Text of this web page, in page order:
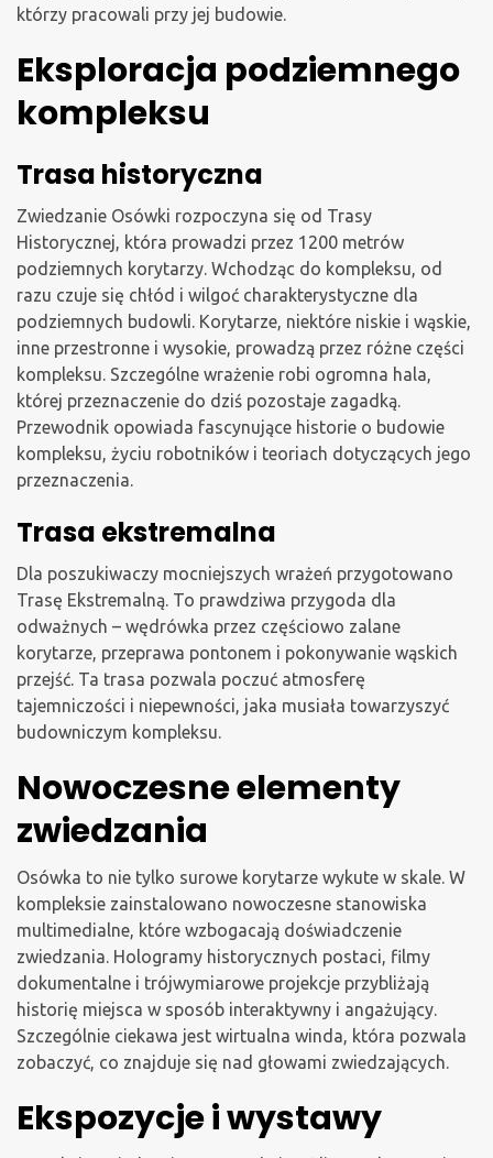
którzy pracowali przy jej budowie.
Eksploracja podziemnego
kompleksu
Trasa historyczna
Zwiedzanie Osówki rozpoczyna się od Trasy
Historycznej, która prowadzi przez 1200 metrów
podziemnych korytarzy. Wchodząc do kompleksu, od
razu czuje się chłód i wilgoć charakterystyczne dla
podziemnych budowli. Korytarze, niektóre niskie i wąskie,
inne przestronne i wysokie, prowadzą przez różne części
kompleksu. Szczególne wrażenie robi ogromna hala,
której przeznaczenie do dziś pozostaje zagadką.
Przewodnik opowiada fascynujące historie o budowie
kompleksu, życiu robotników i teoriach dotyczących jego
przeznaczenia.
Trasa ekstremalna
Dla poszukiwaczy mocniejszych wrażeń przygotowano
Trasę Ekstremalną. To prawdziwa przygoda dla
odważnych – wędrówka przez częściowo zalane
korytarze, przeprawa pontonem i pokonywanie wąskich
przejść. Ta trasa pozwala poczuć atmosferę
tajemniczości i niepewności, jaka musiała towarzyszyć
budowniczym kompleksu.
Nowoczesne elementy
zwiedzania
Osówka to nie tylko surowe korytarze wykute w skale. W
kompleksie zainstalowano nowoczesne stanowiska
multimedialne, które wzbogacają doświadczenie
zwiedzania. Hologramy historycznych postaci, filmy
dokumentalne i trójwymiarowe projekcje przybliżają
historię miejsca w sposób interaktywny i angażujący.
Szczególnie ciekawa jest wirtualna winda, która pozwala
zobaczyć, co znajduje się nad głowami zwiedzających.
Ekspozycje i wystawy